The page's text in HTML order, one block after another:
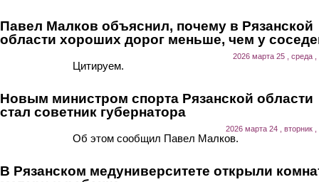
Павел Малков объяснил, почему в Рязанской
области хороших дорог меньше, чем у
2026 марта 25 , среда ,
Цитируем.
Новым министром спорта Рязанской области
стал советник губернатора
2026 марта 24 , вторник ,
Об этом сообщил Павел Малков.
В Рязанском медуниверситете открыли